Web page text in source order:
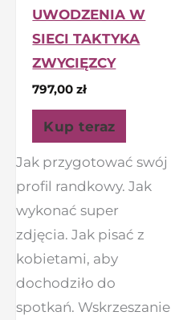
UWODZENIA W
SIECI TAKTYKA
ZWYCIĘZCY
797,00zł
Kup teraz
Jak przygotować swój
profil randkowy. Jak
wykonać super
zdjęcia. Jak pisać z
kobietami, aby
dochodziło do
spotkań. Wskrzeszanie